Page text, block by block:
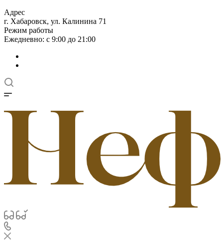
Адрес
г. Хабаровск, ул. Калинина 71
Режим работы
Ежедневно: с 9:00 до 21:00